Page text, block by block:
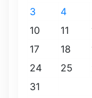
3
4
10
11
17
18
24
25
31